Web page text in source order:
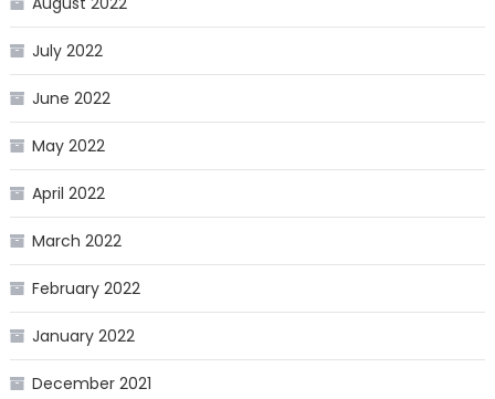
July 2022
June 2022
May 2022
April 2022
March 2022
February 2022
January 2022
December 2021